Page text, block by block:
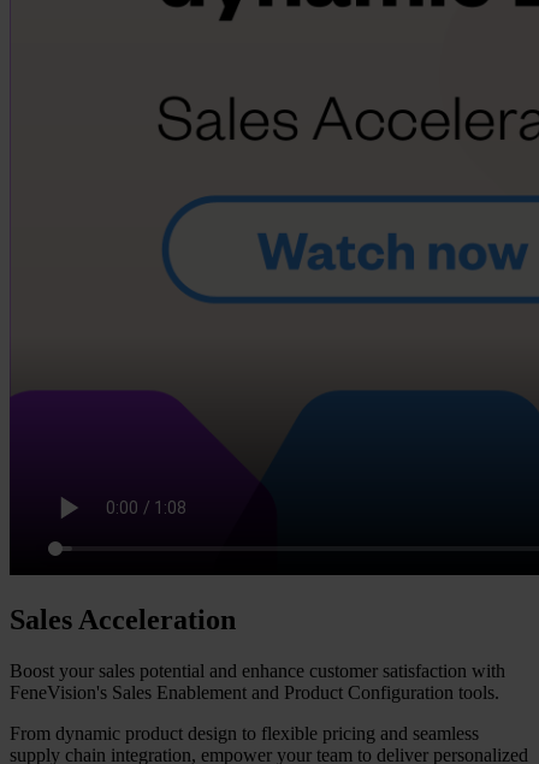
Sales Acceleration
Boost your sales potential and enhance customer satisfaction with
FeneVision's Sales Enablement and Product Configuration tools.
From dynamic product design to flexible pricing and seamless
supply chain integration, empower your team to deliver personalized